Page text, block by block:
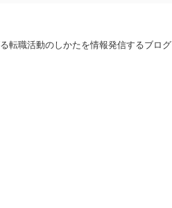
転職活動のしかたを情報発信するブログ